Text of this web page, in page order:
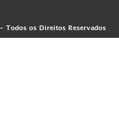
Todos os Direitos Reservados